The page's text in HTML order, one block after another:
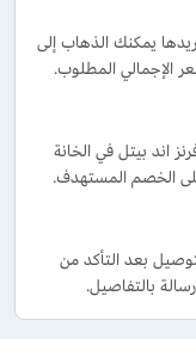
يمكنك الذهاب إلى
الإجمالي المطلوب.
بيتل في الخانة
الخصم المستهدف.
بعد التأكد من
بالتفاصيل.